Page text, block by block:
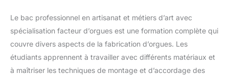
Le bac professionnel en artisanat et métiers d’art avec
spécialisation facteur d’orgues est une formation complète qui
couvre divers aspects de la fabrication d’orgues. Les
étudiants apprennent à travailler avec différents matériaux et
à maîtriser les techniques de montage et d’accordage des